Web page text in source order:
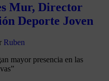
Mur, Director
Deporte Joven
Ruben
mayor presencia en las